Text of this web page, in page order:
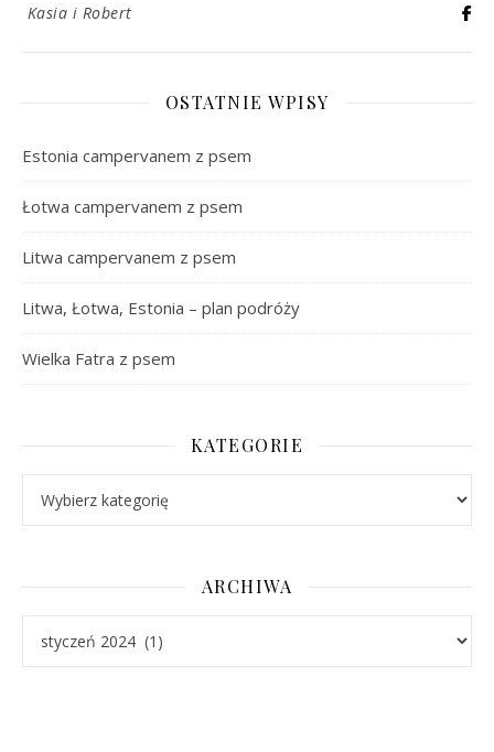
Kasia i Robert
OSTATNIE WPISY
Estonia campervanem z psem
Łotwa campervanem z psem
Litwa campervanem z psem
Litwa, Łotwa, Estonia – plan podróży
Wielka Fatra z psem
KATEGORIE
ARCHIWA